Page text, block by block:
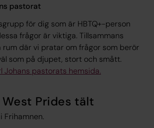
pastorat
för dig som är HBTQ+-person
frågor är viktiga. Tillsammans
rum där vi pratar om frågor som berör
som på djupet, stort och smått.
Johans pastorats hemsida.
West Prides tält
Frihamnen.